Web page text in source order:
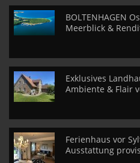
BOLTENHAGEN
Meerblick &
Exklusives
Ambiente & Flair
Ferienhaus vor
Ausstattung